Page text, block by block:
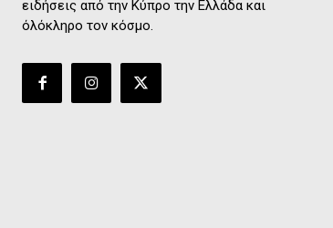
ειδήσεις από την Κύπρο την Ελλάδα και
όλόκληρο τον κόσμο.